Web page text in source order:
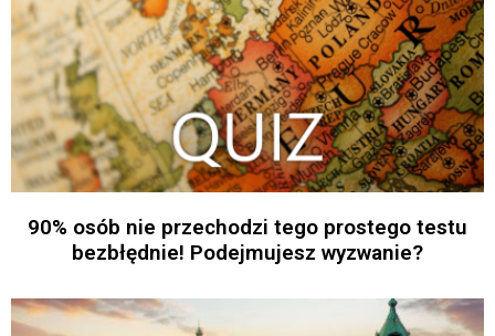
90% osób nie przechodzi tego prostego testu
bezbłędnie! Podejmujesz wyzwanie?